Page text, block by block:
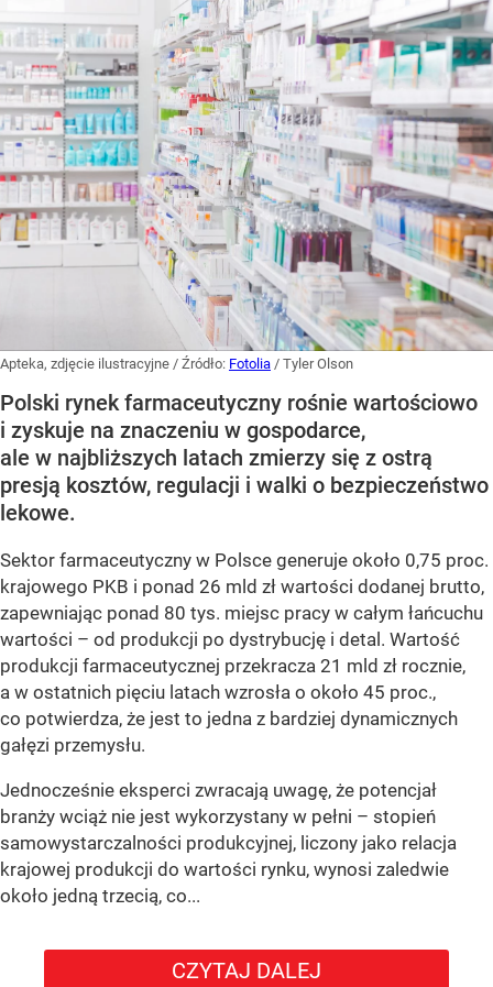
Apteka, zdjęcie ilustracyjne / Źródło: Fotolia / Tyler Olson
Polski rynek farmaceutyczny rośnie wartościowo
i zyskuje na znaczeniu w gospodarce,
ale w najbliższych latach zmierzy się z ostrą
presją kosztów, regulacji i walki o bezpieczeństwo
lekowe.
Sektor farmaceutyczny w Polsce generuje około 0,75 proc.
krajowego PKB i ponad 26 mld zł wartości dodanej brutto,
zapewniając ponad 80 tys. miejsc pracy w całym łańcuchu
wartości – od produkcji po dystrybucję i detal. Wartość
produkcji farmaceutycznej przekracza 21 mld zł rocznie,
a w ostatnich pięciu latach wzrosła o około 45 proc.,
co potwierdza, że jest to jedna z bardziej dynamicznych
gałęzi przemysłu.
Jednocześnie eksperci zwracają uwagę, że potencjał
branży wciąż nie jest wykorzystany w pełni – stopień
samowystarczalności produkcyjnej, liczony jako relacja
krajowej produkcji do wartości rynku, wynosi zaledwie
około jedną trzecią, co...
CZYTAJ DALEJ